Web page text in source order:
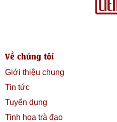
Về chúng tôi
Giới thiệu chung
Tin tức
Tuyển dụng
Tinh hoa trà đạo